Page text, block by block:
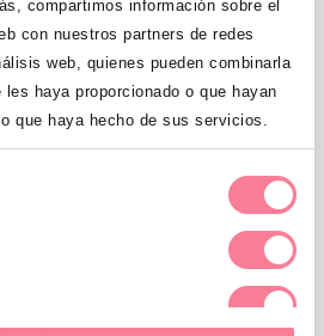
compartimos información sobre el
con nuestros partners de redes
web, quienes pueden combinarla
haya proporcionado o que hayan
que haya hecho de sus servicios.
del suelo, a
mucho más su
de este.Para ello
equilibrio y seguridad
por eso por lo que
con las manos a
momentos de pie